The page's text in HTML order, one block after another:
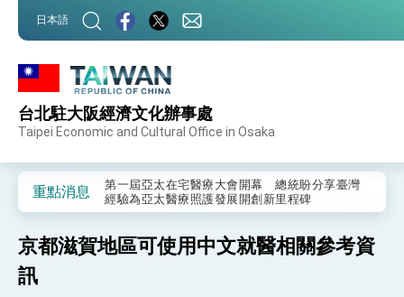
日本語
台北駐大阪經濟文化辦事處
Taipei Economic and Cultural Office in Osaka
重點消息
外交部重要言論
事處」，進一步深化台美交流合作
第一屆亞太在宅醫療大會開幕 總統盼分享臺灣
經驗為亞太醫療照護發展開創新里程碑
及「台灣智慧醫療與健康產業展」預告短片，向
世界展現台灣守護全球健康的創新能量
總統出訪史瓦帝尼返國談話 強調臺灣人有權利
京都滋賀地區可使用中文就醫相關參考資
訊